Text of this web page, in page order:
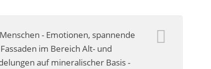
- Emotionen, spannende
im Bereich Alt- und
auf mineralischer Basis -